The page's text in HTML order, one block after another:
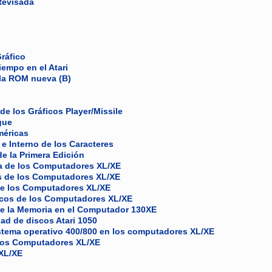
en el Atari
ROM nueva (B)
los Gráficos Player/Missile
Interno de los Caracteres
la Primera Edición
de los Computadores XL/XE
de los Computadores XL/XE
los Computadores XL/XE
de los Computadores XL/XE
la Memoria en el Computador 130XE
de discos Atari 1050
operativo 400/800 en los computadores XL/XE
Computadores XL/XE
XE